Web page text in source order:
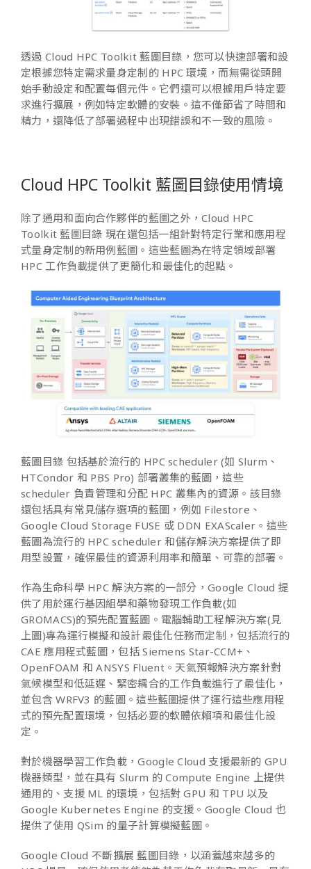
透過 Cloud HPC Toolkit 藍圖目錄，您可以快速部署和設
定根據您特定需求量身定制的 HPC 環境，而無需從頭開
始手動設定和配置每個元件。它們還可以根據用戶特定要
求進行擴展，例如特定軟體的安裝。這不僅節省了時間和
精力，還降低了部署過程中出現錯誤和不一致的風險。
Cloud HPC Toolkit 藍圖目錄使用情境
除了通用和面向合作夥伴的藍圖之外，Cloud HPC
Toolkit 藍圖目錄 現在還包括一組針對特定行業和應用程
式量身定制的新用例藍圖。這些藍圖為在特定領域部署
HPC 工作負載提供了更簡化和最佳化的起點。
藍圖目錄 包括基於流行的 HPC scheduler (如 Slurm、
HTCondor 和 PBS Pro) 部署叢集的藍圖，這些
scheduler 負責管理和分配 HPC 叢集內的資源。該目錄
還包括具有常見儲存選項的藍圖，例如 Filestore、
Google Cloud Storage FUSE 或 DDN EXAScaler。這些
藍圖為流行的 HPC scheduler 和儲存解決方案提供了即
用型設置，確保最佳的資源利用率和簡單、可靠的部署。
作為生命科學 HPC 解決方案的一部分，Google Cloud 提
供了用於運行基因組學和藥物發現工作負載(如
GROMACS)的預先配置藍圖。電腦輔助工程解決方案(見
上圖)專為運行模擬和設計最佳化任務而定制，包括流行的
CAE 應用程式藍圖，包括 Siemens Star-CCM+、
OpenFOAM 和 ANSYS Fluent。天氣預報解決方案針對
氣候模型和低延遲、緊密耦合的工作負載進行了最佳化，
並包含 WRFV3 的藍圖。這些藍圖提供了運行這些應用程
式的預先配置環境，包括必要的軟體依賴項和最佳化設
定。
對於機器學習工作負載，Google Cloud 支援最新的 GPU
機器類型，並在具有 Slurm 的 Compute Engine 上提供
通用的、支援 ML 的環境，包括對 GPU 和 TPU 以及
Google Kubernetes Engine 的支援。Google Cloud 也
提供了使用 QSim 的量子計算模擬藍圖。
Google Cloud 不斷擴展 藍圖目錄，以涵蓋越來越多的